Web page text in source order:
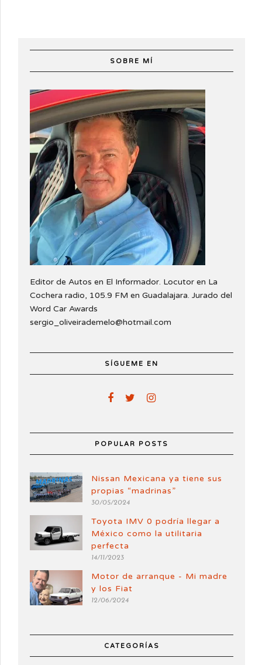
SOBRE MÍ
Editor de Autos en El Informador. Locutor en La
Cochera radio, 105.9 FM en Guadalajara. Jurado del
Word Car Awards
sergio_oliveirademelo@hotmail.com
SÍGUEME EN
POPULAR POSTS
Nissan Mexicana ya tiene sus
propias “madrinas”
30/05/2024
Toyota IMV 0 podría llegar a
México como la utilitaria
perfecta
14/11/2023
Motor de arranque - Mi madre
y los Fiat
12/06/2024
CATEGORÍAS